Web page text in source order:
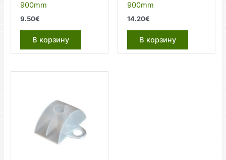
900mm
9.50€
В корзину
900mm
14.20€
В корзину